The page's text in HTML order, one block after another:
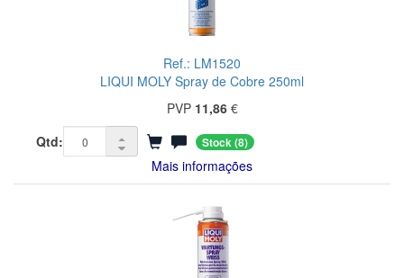
Ref.: LM1520
LIQUI MOLY Spray de Cobre 250ml
PVP 11,86€
Qtd:
Stock(8)
Mais informações